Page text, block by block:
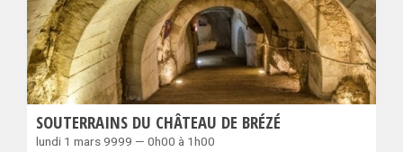
SOUTERRAINS DU CHÂTEAU DE BRÉZÉ
lundi 1 mars 9999 — 0h00 à 1h00